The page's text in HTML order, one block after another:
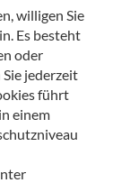
willigen Sie
Es besteht
oder
jederzeit
führt
einem